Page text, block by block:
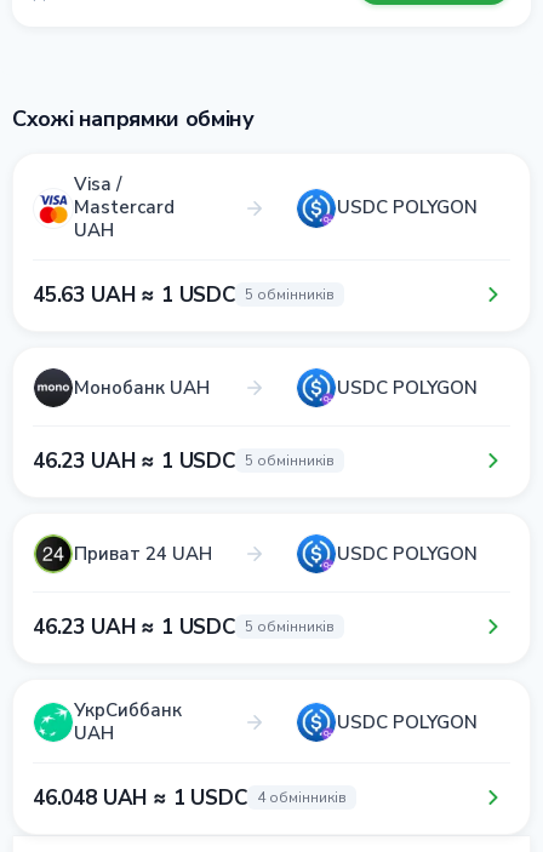
Схожі напрямки обміну
Visa /
Mastercard
UAH
USDC POLYGON
45.63 UAH ≈ 1 USDC 5 обмінників
Монобанк UAH USDC POLYGON
46.23 UAH ≈ 1 USDC 5 обмінників
Приват 24 UAH USDC POLYGON
46.23 UAH ≈ 1 USDC 5 обмінників
УкрСиббанк
UAH
USDC POLYGON
46.048 UAH ≈ 1 USDC 4 обмінників